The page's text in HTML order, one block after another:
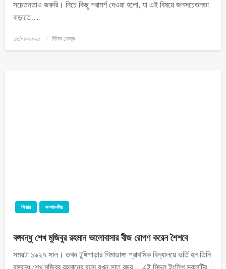
সচেতনতাও জরুরি। নিচে কিছু পরামর্শ দেওয়া হলো, যা এই বিষয়ে জনসচেতনতা
বাড়াতে…
১৬/০৮/২০২৫ নিউজ ডেস্ক
ফিচার সম্পাদকীয়
বঙ্গবন্ধু শেখ মুজিবুর রহমান ভালোবাসার বীজ রোপণ করেন শৈশবে
সময়টা ১৯২৭ সাল। তখন টুঙ্গিপাড়ার গিমাডাঙ্গা প্রাথমিক বিদ্যালয়ে ভর্তি হন তিনি